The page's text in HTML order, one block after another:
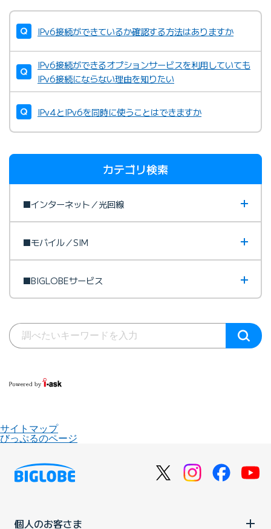
IPv6接続ができているか確認する方法はありますか
IPv6接続ができるオプションサービスを利用していても
IPv6接続にならない理由を知りたい
IPv4とIPv6を同時に使うことはできますか
カテゴリ検索
■インターネット／光回線
■モバイル／SIM
■BIGLOBEサービス
サイトマップ
びっぷるのページ
個人のお客さま